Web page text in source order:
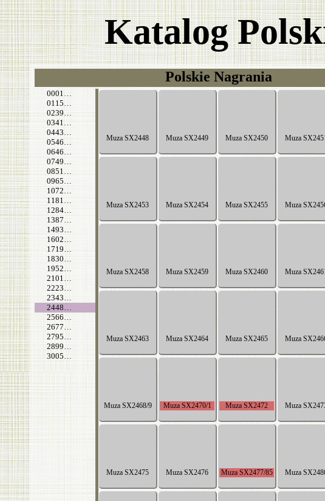
Katalog
Polskie Nagrania
0001…
0115…
0239…
0341…
0443…
0546…
0646…
0749…
0851…
0965…
1072…
1181…
1284…
1387…
1493…
1602…
1719…
1830…
1952…
2101…
2223…
2343…
2448…
2566…
2677…
2795…
2899…
3005…